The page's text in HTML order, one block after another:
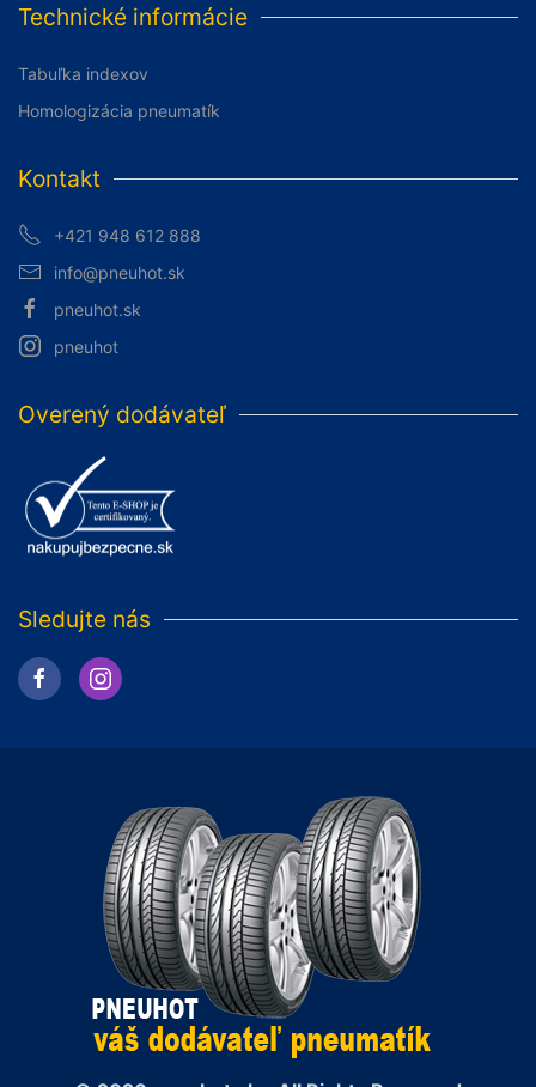
Technické informácie
Tabuľka indexov
Homologizácia pneumatík
Kontakt
+421 948 612 888
info@pneuhot.sk
pneuhot.sk
pneuhot
Overený dodávateľ
Sledujte nás